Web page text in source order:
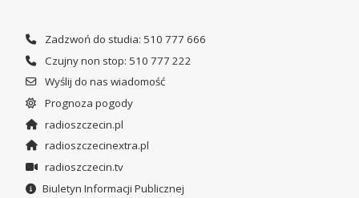
Zadzwoń do studia: 510 777 666
Czujny non stop: 510 777 222
Wyślij do nas wiadomość
Prognoza pogody
radioszczecin.pl
radioszczecinextra.pl
radioszczecin.tv
Biuletyn Informacji Publicznej